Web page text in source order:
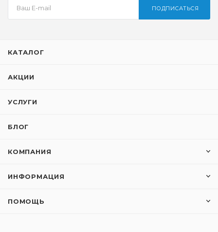
ПОДПИСАТЬСЯ
КАТАЛОГ
АКЦИИ
УСЛУГИ
БЛОГ
КОМПАНИЯ
ИНФОРМАЦИЯ
ПОМОЩЬ